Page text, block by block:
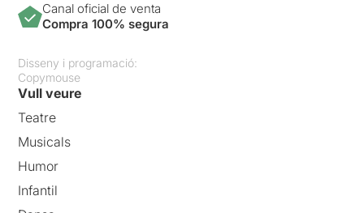
Canal oficial de venta
Compra 100% segura
Disseny i programació:
Copymouse
Vull veure
Teatre
Musicals
Humor
Infantil